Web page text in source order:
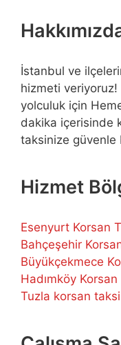
İstanbul ve
hizmeti
yolculuk için
dakika içerisinde
taksinize güvenle
Hizmet
Esenyurt Korsan
Bahçeşehir
Büyükçekmece
Hadımköy Korsan
Tuzla korsan taksi